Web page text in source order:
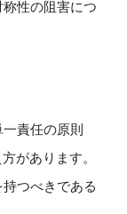
性の阻害につ
責任の原則
があります。
つべきである